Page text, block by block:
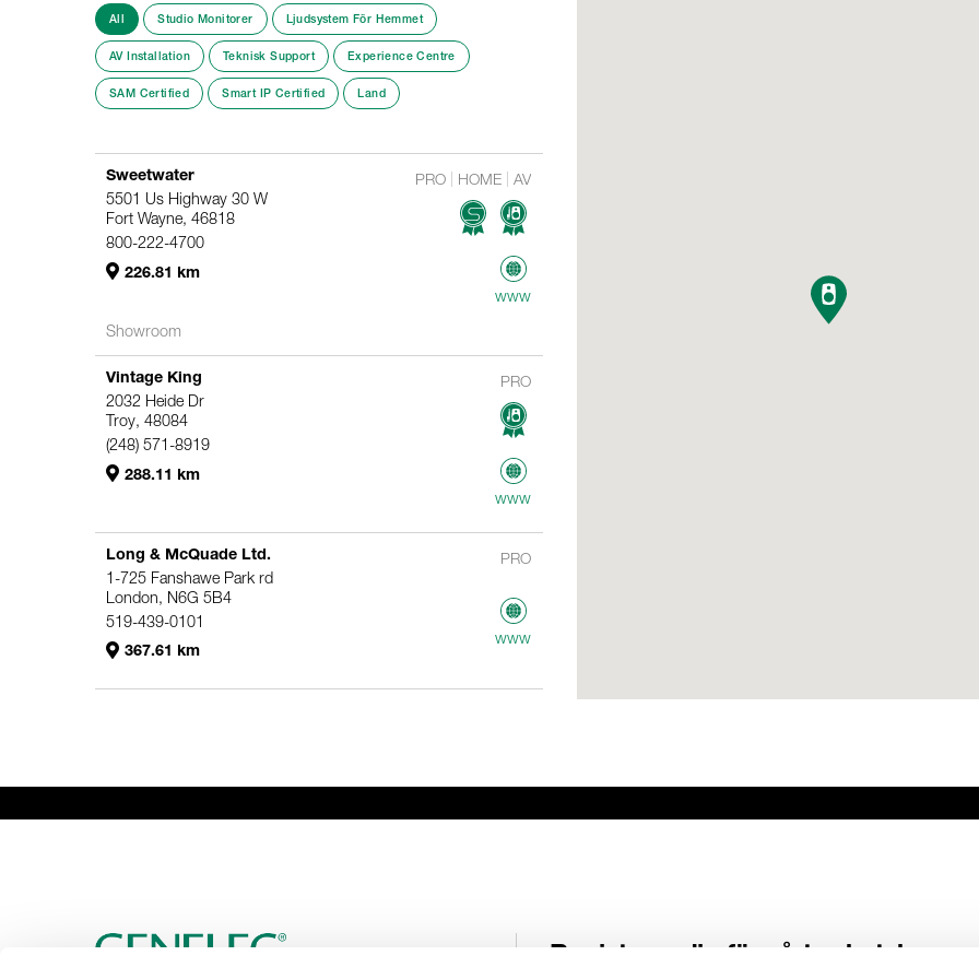
All Studio Monitorer Ljudsystem För Hemmet
AV Installation Teknisk Support Experience Centre
SAM Certified Smart IP Certified Land
Sweetwater
5501 Us Highway 30 W
Fort Wayne, 46818
800-222-4700
226.81 km
PRO HOME AV
www
Showroom
Vintage King
2032 Heide Dr
Troy, 48084
(248) 571-8919
288.11 km
PRO
www
Long & McQuade Ltd.
1-725 Fanshawe Park rd
London, N6G 5B4
519-439-0101
367.61 km
PRO
www
Registrera dig för vårt nyhetsbrev